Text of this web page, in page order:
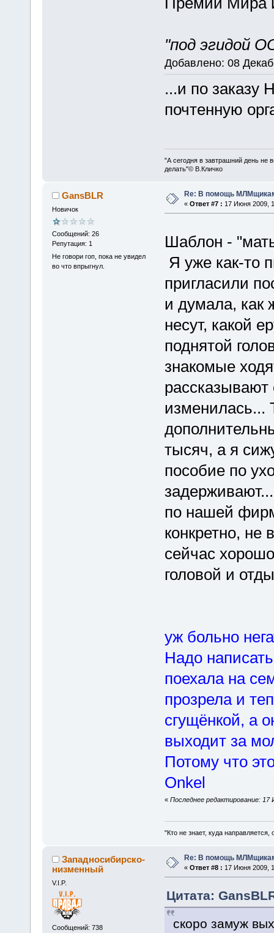
"под эгидой
Добавлено: 08
...и по заказу
почтенную
"А сегодня в завтрашний день не
делать"© В.Кличко
GansBLR
Новичок
Сообщений: 26
Репутация: 1
Не говори гоп, пока не увидел
во что впрыгнул.
Re: В помощь
« Ответ #7 : 17 Июня 2009,
Шаблон -
Я уже как-то
пригласили
и думала, как
несут, какой
поднятой
знакомые
рассказывают
изменилась...
тысяч, а я
пособие по
по нашей
конкретно, не
сейчас
головой и
уж больно
Надо
поехала на
прозрела и
сгущёнкой, а
выходит за
Потому что
Onkel
« Последнее редактирование:
"Кто не знает, куда
Западносибирско-
низменный
V.I.P.
Сообщений: 738
Re: В помощь
« Ответ #8 : 17 Июня 2009,
Цитата:
скоро замуж